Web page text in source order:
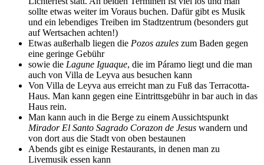
sollte etwas weiter im Voraus buchen. Dafür gibt es Musik
und ein lebendiges Treiben im Stadtzentrum (besonders gut
auf Wertsachen achten!)
Etwas außerhalb liegen die Pozos azules zum Baden gegen
eine geringe Gebühr
sowie die Lagune Iguaque, die im Páramo liegt und die man
auch von Villa de Leyva aus besuchen kann
Von Villa de Leyva aus erreicht man zu Fuß das Terracotta-
Haus. Man kann gegen eine Eintrittsgebühr in bar auch in das
Haus rein.
Man kann auch in die Berge zu einem Aussichtspunkt
Mirador El Santo Sagrado Corazon de Jesus wandern und
von dort aus die Stadt von oben bestaunen
Abends gibt es einige Restaurants, in denen man zu
Livemusik essen kann